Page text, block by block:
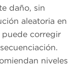
daño, sin
aleatoria en
corregir
niveles